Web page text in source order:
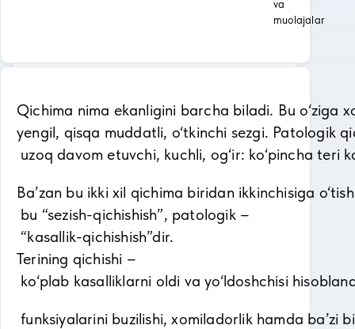
va
muolajalar
Qichima nima ekanligini barcha biladi. Bu o‘ziga
yengil, qisqa muddatli, o‘tkinchi sezgi. Patologik
uzoq davom etuvchi, kuchli, og‘ir: ko‘pincha teri
Ba’zan bu ikki xil qichima biridan ikkinchisiga
bu “sezish-qichishish”, patologik –
“kasallik-qichishish”dir.
Terining qichishi –
ko‘plab kasalliklarni oldi va yo‘ldoshchisi
funksiyalarini buzilishi, xomiladorlik hamda